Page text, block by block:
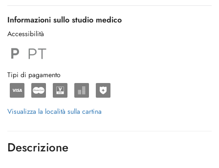
Informazioni sullo studio medico
Accessibilità
Tipi di pagamento
Visualizza la località sulla cartina
Descrizione